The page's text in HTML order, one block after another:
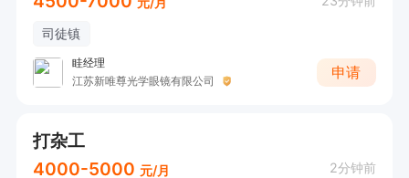
司徒镇
眭经理
江苏新唯尊光学眼镜有限公司
申请
打杂工
4000-5000 元/月 2分钟前